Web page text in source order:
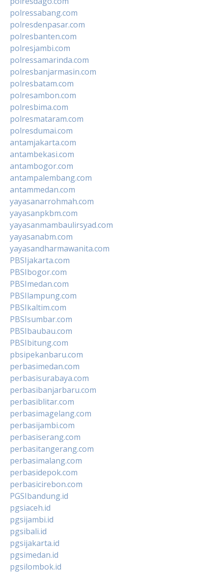
polressabang.com
polresdenpasar.com
polresbanten.com
polresjambi.com
polressamarinda.com
polresbanjarmasin.com
polresbatam.com
polresambon.com
polresbima.com
polresmataram.com
polresdumai.com
antamjakarta.com
antambekasi.com
antambogor.com
antampalembang.com
antammedan.com
yayasanarrohmah.com
yayasanpkbm.com
yayasanmambaulirsyad.com
yayasanabm.com
yayasandharmawanita.com
PBSIjakarta.com
PBSIbogor.com
PBSImedan.com
PBSIlampung.com
PBSIkaltim.com
PBSIsumbar.com
PBSIbaubau.com
PBSIbitung.com
pbsipekanbaru.com
perbasimedan.com
perbasisurabaya.com
perbasibanjarbaru.com
perbasiblitar.com
perbasimagelang.com
perbasijambi.com
perbasiserang.com
perbasitangerang.com
perbasimalang.com
perbasidepok.com
perbasicirebon.com
PGSIbandung.id
pgsiaceh.id
pgsijambi.id
pgsibali.id
pgsijakarta.id
pgsimedan.id
pgsilombok.id